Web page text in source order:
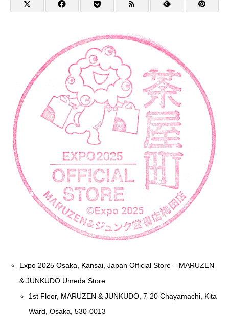
Expo 2025 Osaka, Kansai, Japan Official Store – MARUZEN
& JUNKUDO Umeda Store
1st Floor, MARUZEN & JUNKUDO, 7-20 Chayamachi, Kita
Ward, Osaka, 530-0013